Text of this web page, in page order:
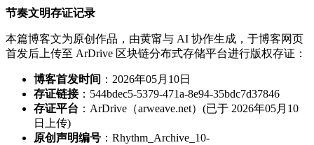
节奏文明存证记录
本篇博客文为原创作品，由黄甯与 AI 协作生成，于博客网页
首发后上传至 ArDrive 区块链分布式存储平台进行版权存证：
博客首发时间 ：2026年05月10日
存证链接：544bdec5-5379-471a-8e94-35bdc7d37846
存证平台 ：ArDrive（arweave.net）(已于 2026年05月10
日上传)
原创声明编号 ：Rhythm_Archive_10-